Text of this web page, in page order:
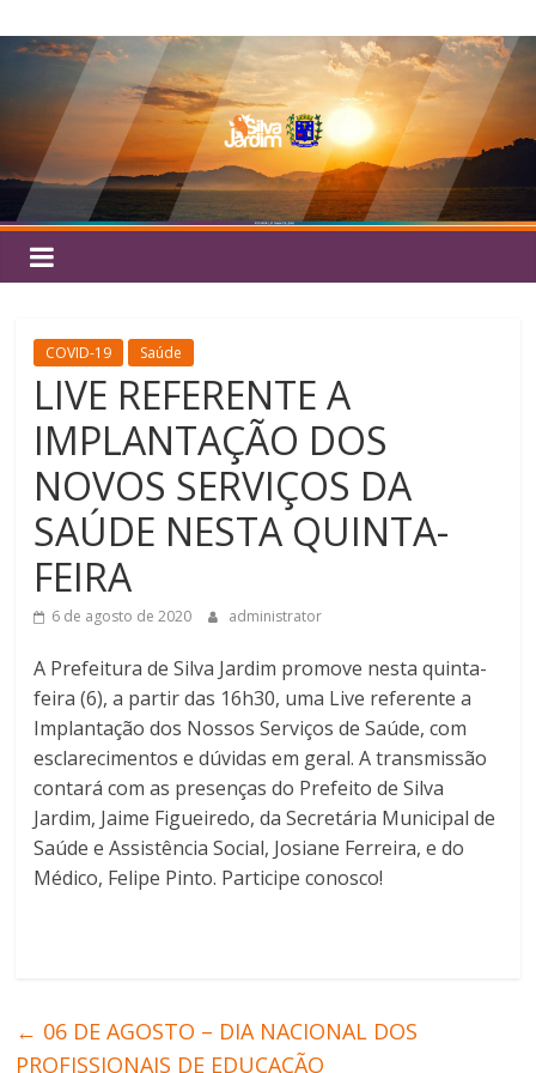
para
conteúdo
Silva
Jardim
COVID-19 Saúde
LIVE REFERENTE A
IMPLANTAÇÃO DOS
NOVOS SERVIÇOS DA
SAÚDE NESTA QUINTA-
FEIRA
6 de agosto de 2020 administrator
A Prefeitura de Silva Jardim promove nesta quinta-
feira (6), a partir das 16h30, uma Live referente a
Implantação dos Nossos Serviços de Saúde, com
esclarecimentos e dúvidas em geral. A transmissão
contará com as presenças do Prefeito de Silva
Jardim, Jaime Figueiredo, da Secretária Municipal de
Saúde e Assistência Social, Josiane Ferreira, e do
Médico, Felipe Pinto. Participe conosco!
← 06 DE AGOSTO – DIA NACIONAL DOS
PROFISSIONAIS DE EDUCAÇÃO